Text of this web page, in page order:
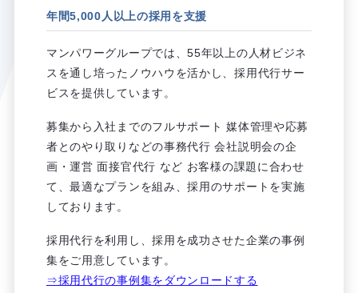
年間5,000人以上の採用を支援
マンパワーグループでは、55年以上の人材ビジネ
スを通し培ったノウハウを活かし、採用代行サー
ビスを提供しています。
募集から入社までのフルサポート 媒体管理や応募
者とのやり取りなどの事務代行 会社説明会の企
画・運営 面接官代行 など お客様の課題に合わせ
て、最適なプランを組み、採用のサポートを実施
しております。
採用代行を利用し、採用を成功させた企業の事例
集をご用意しています。
⇒採用代行の事例集をダウンロードする